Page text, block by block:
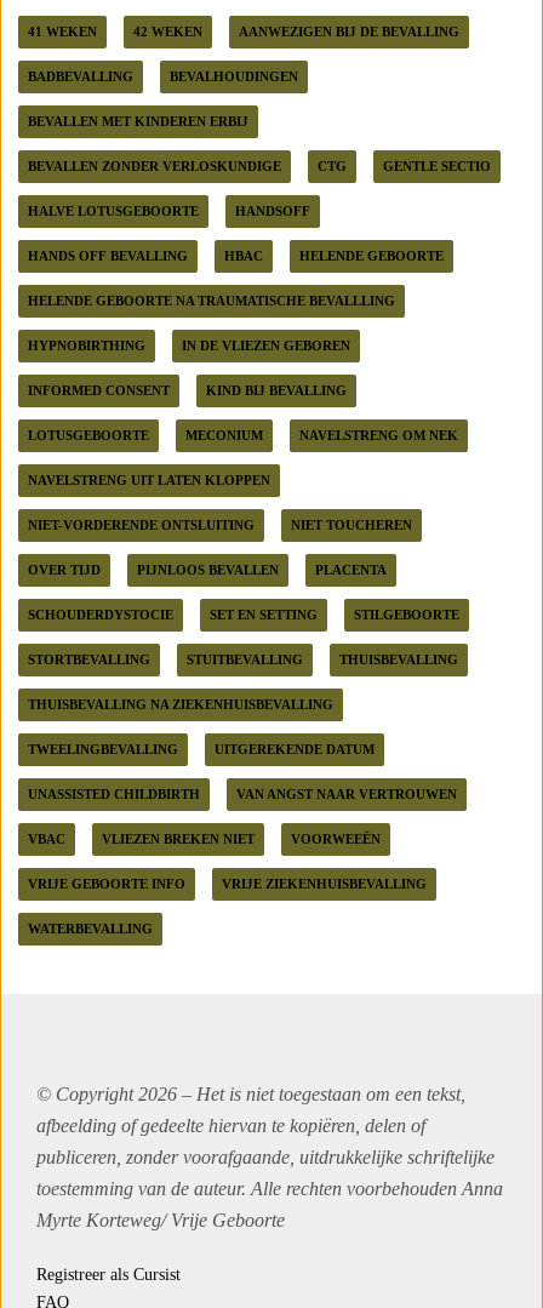
41 WEKEN 42 WEKEN AANWEZIGEN BIJ DE BEVALLING
BADBEVALLING BEVALHOUDINGEN
BEVALLEN MET KINDEREN ERBIJ
BEVALLEN ZONDER VERLOSKUNDIGE CTG GENTLE SECTIO
HALVE LOTUSGEBOORTE HANDSOFF
HANDS OFF BEVALLING HBAC HELENDE GEBOORTE
HELENDE GEBOORTE NA TRAUMATISCHE BEVALLLING
HYPNOBIRTHING IN DE VLIEZEN GEBOREN
INFORMED CONSENT KIND BIJ BEVALLING
LOTUSGEBOORTE MECONIUM NAVELSTRENG OM NEK
NAVELSTRENG UIT LATEN KLOPPEN
NIET-VORDERENDE ONTSLUITING NIET TOUCHEREN
OVER TIJD PIJNLOOS BEVALLEN PLACENTA
SCHOUDERDYSTOCIE SET EN SETTING STILGEBOORTE
STORTBEVALLING STUITBEVALLING THUISBEVALLING
THUISBEVALLING NA ZIEKENHUISBEVALLING
TWEELINGBEVALLING UITGEREKENDE DATUM
UNASSISTED CHILDBIRTH VAN ANGST NAAR VERTROUWEN
VBAC VLIEZEN BREKEN NIET VOORWEEËN
VRIJE GEBOORTE INFO VRIJE ZIEKENHUISBEVALLING
WATERBEVALLING
© Copyright 2026 – Het is niet toegestaan om een tekst,
afbeelding of gedeelte hiervan te kopiëren, delen of
publiceren, zonder voorafgaande, uitdrukkelijke schriftelijke
toestemming van de auteur. Alle rechten voorbehouden Anna
Myrte Korteweg/Vrije Geboorte
Registreer als Cursist
FAQ